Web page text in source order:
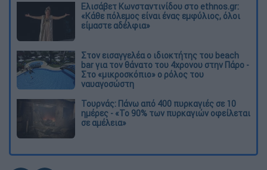
Ελισάβετ Κωνσταντινίδου στο ethnos.gr:
«Κάθε πόλεμος είναι ένας εμφύλιος, όλοι
είμαστε αδέλφια»
Στον εισαγγελέα ο ιδιοκτήτης του beach
bar για τον θάνατο του 4χρονου στην Πάρο -
Στο «μικροσκόπιο» ο ρόλος του
ναυαγοσώστη
Τουρνάς: Πάνω από 400 πυρκαγιές σε 10
ημέρες - «Το 90% των πυρκαγιών οφείλεται
σε αμέλεια»